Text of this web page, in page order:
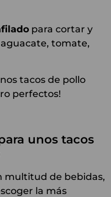
para cortar y
tomate,
tacos de pollo
perfectos!
unos tacos
multitud de bebidas,
la más